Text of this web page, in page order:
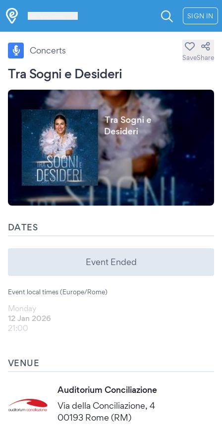
SIGN IN
Tra Sogni e Desideri
Concerts
SaveShare
DATES
Event Ended
Event local times (Europe/Rome)
Monday
12 Jan 2026
21:00
VENUE
Auditorium Conciliazione
Via della Conciliazione, 4
00193 Rome (RM)